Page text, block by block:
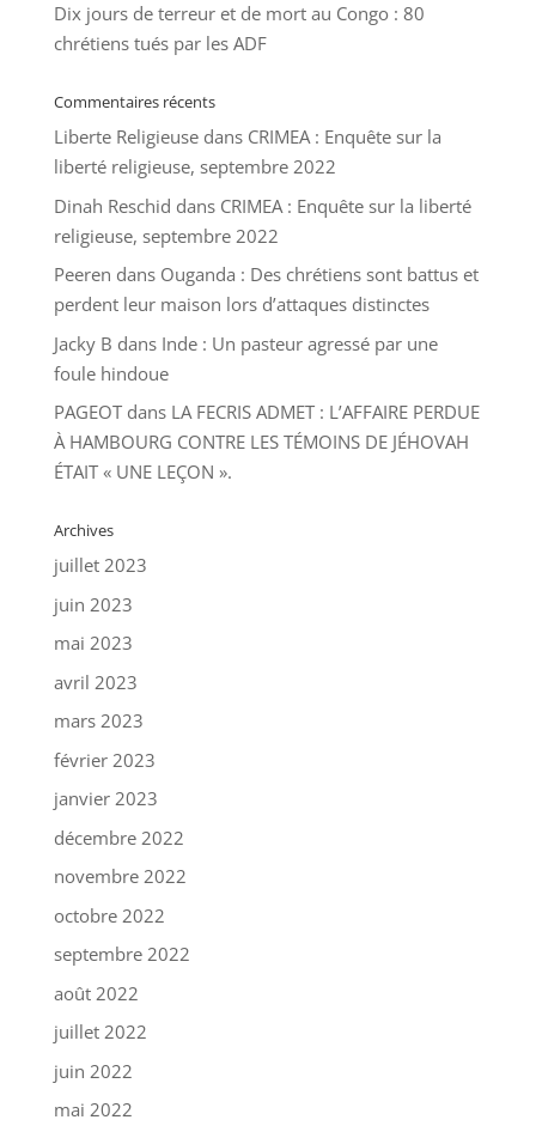
Dix jours de terreur et de mort au Congo : 80
chrétiens tués par les ADF
Commentaires récents
Liberte Religieusedans CRIMEA : Enquête sur la
liberté religieuse, septembre 2022
Dinah Reschid dans CRIMEA : Enquête sur la liberté
religieuse, septembre 2022
Peeren dans Ouganda : Des chrétiens sont battus et
perdent leur maison lors d’attaques distinctes
Jacky B dans Inde : Un pasteur agressé par une
foule hindoue
PAGEOTdans LA FECRIS ADMET : L’AFFAIRE PERDUE
À HAMBOURG CONTRE LES TÉMOINS DE JÉHOVAH
ÉTAIT « UNE LEÇON ».
Archives
juillet 2023
juin 2023
mai 2023
avril 2023
mars 2023
février 2023
janvier 2023
décembre 2022
novembre 2022
octobre 2022
septembre 2022
août 2022
juillet 2022
juin 2022
mai 2022